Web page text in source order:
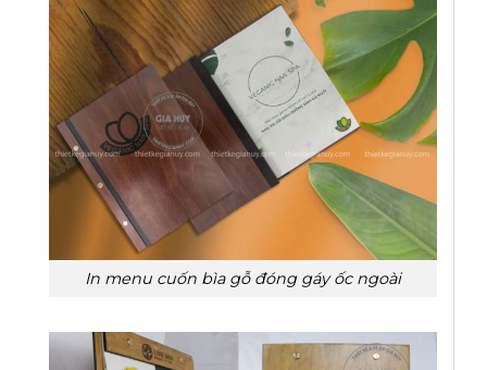
In menu cuốn bìa gỗ đóng gáy ốc ngoài